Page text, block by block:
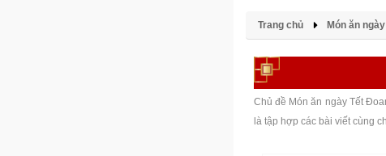
Trang chủ Món ăn
Chủ đề Món ăn ngày Tết
là tập hợp các bài viết cùng